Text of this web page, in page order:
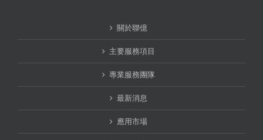
關於聯億
主要服務項目
專業服務團隊
最新消息
應用市場